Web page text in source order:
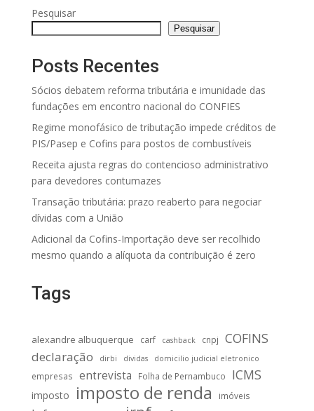
Pesquisar
Pesquisar
Posts Recentes
Sócios debatem reforma tributária e imunidade das
fundações em encontro nacional do CONFIES
Regime monofásico de tributação impede créditos de
PIS/Pasep e Cofins para postos de combustíveis
Receita ajusta regras do contencioso administrativo
para devedores contumazes
Transação tributária: prazo reaberto para negociar
dívidas com a União
Adicional da Cofins-Importação deve ser recolhido
mesmo quando a alíquota da contribuição é zero
Tags
alexandre albuquerque carf cashback cnpj COFINS
declaração dirbi dividas domicilio judicial eletronico
empresas entrevista Folha de Pernambuco ICMS
imposto imposto de renda imóveis